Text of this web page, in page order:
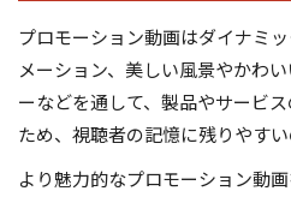
プロモーション動画はダイナミ
メーション、美しい風景やかわ
ーなどを通して、製品やサービ
ため、視聴者の記憶に残りやすい
より魅力的なプロモーション動